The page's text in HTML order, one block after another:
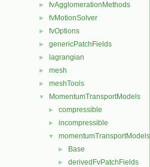
► fvAgglomerationMethods
► fvMotionSolver
► fvOptions
► genericPatchFields
► lagrangian
► mesh
► meshTools
▼ MomentumTransportModels
► compressible
► incompressible
▼ momentumTransportModels
► Base
► derivedFvPatchFields